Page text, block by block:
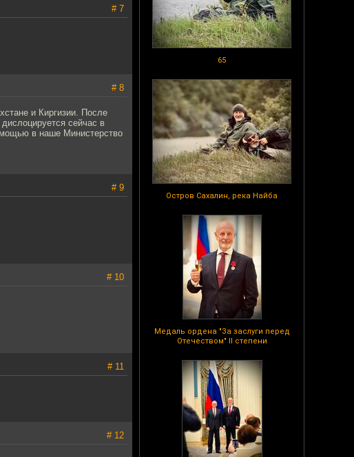
65
Остров Сахалин, река Найба
Медаль ордена "За заслуги перед
Отечеством" II степени
# 7
# 8
и Киргизии. После
сейчас в
в наше Министерство
# 9
# 10
# 11
# 12